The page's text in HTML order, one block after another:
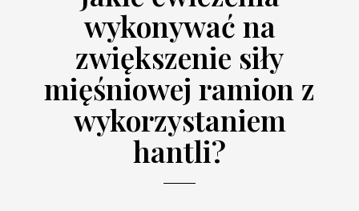
wykonywać na
zwiększenie siły
mięśniowej ramion z
wykorzystaniem
hantli?